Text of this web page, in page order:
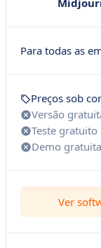
Para todas as
Preços sob
Versão
Teste gratuito
Demo gratuita
Ver